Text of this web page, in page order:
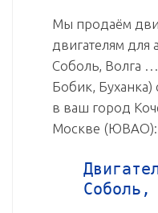
Мы продаём
двигателям для
Соболь, Волга
Бобик, Буханка)
в ваш город
Москве (ЮВАО):